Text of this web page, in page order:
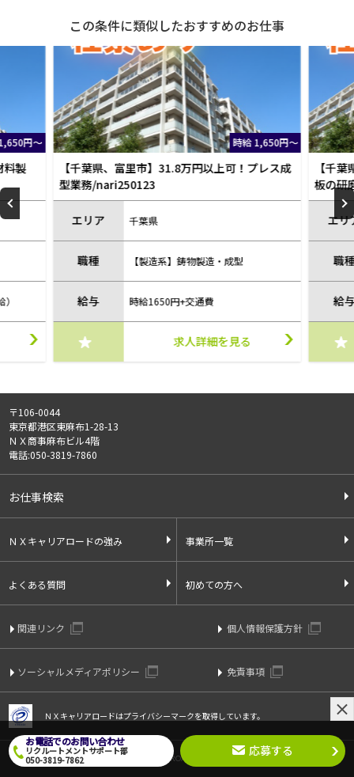
この条件に類似したおすすめのお仕事
円～
料製
時給 1,650円～
【千葉県、富里市】31.8万円以上可！プレス成
型業務/nari250123
エリア 千葉県
職種 【製造系】鋳物製造・成型
給与 時給1650円+交通費
求人詳細を見る
【千
板の研
エリ
職
給
お電話でのお問い合わせ
リクルートメントサポート部
050-3819-7862
応募する
〒106-0044
東京都港区東麻布1-28-13
ＮＸ商事麻布ビル4階
電話:050-3819-7860
お仕事検索
ＮＸキャリアロードの強み 事業所一覧
よくある質問 初めての方へ
関連リンク 個人情報保護方針
ソーシャルメディアポリシー 免責事項
ＮＸキャリアロードはプライバシーマークを取得しています。
Copyright © 2021 ＮＸ CAREERROAD CO.,LTD. All Rights Reserved.